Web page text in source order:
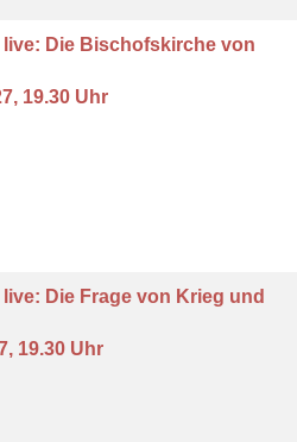
Die Bischofskirche von
19.30 Uhr
Die Frage von Krieg und
19.30 Uhr